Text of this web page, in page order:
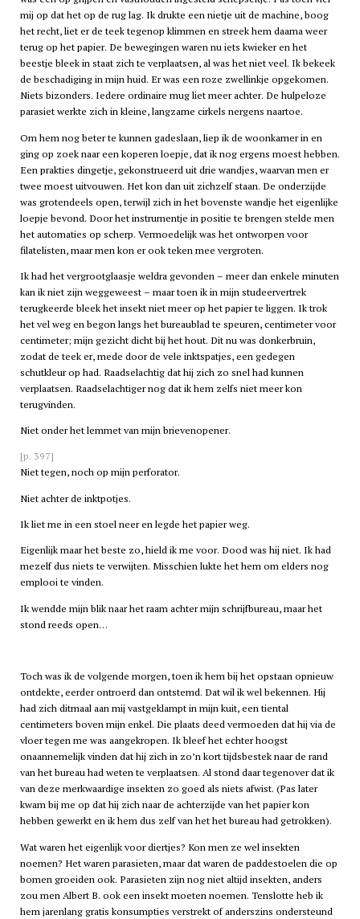
mij op dat het op de rug lag. Ik drukte een nietje uit de machine, boog
het recht, liet er de teek tegenop klimmen en streek hem daarna weer
terug op het papier. De bewegingen waren nu iets kwieker en het
beestje bleek in staat zich te verplaatsen, al was het niet veel. Ik bekeek
de beschadiging in mijn huid. Er was een roze zwellinkje opgekomen.
Niets bizonders. Iedere ordinaire mug liet meer achter. De hulpeloze
parasiet werkte zich in kleine, langzame cirkels nergens naartoe.
Om hem nog beter te kunnen gadeslaan, liep ik de woonkamer in en
ging op zoek naar een koperen loepje, dat ik nog ergens moest hebben.
Een prakties dingetje, gekonstrueerd uit drie wandjes, waarvan men er
twee moest uitvouwen. Het kon dan uit zichzelf staan. De onderzijde
was grotendeels open, terwijl zich in het bovenste wandje het eigenlijke
loepje bevond. Door het instrumentje in positie te brengen stelde men
het automaties op scherp. Vermoedelijk was het ontworpen voor
filatelisten, maar men kon er ook teken mee vergroten.
Ik had het vergrootglaasje weldra gevonden – meer dan enkele minuten
kan ik niet zijn weggeweest – maar toen ik in mijn studeervertrek
terugkeerde bleek het insekt niet meer op het papier te liggen. Ik trok
het vel weg en begon langs het bureaublad te speuren, centimeter voor
centimeter; mijn gezicht dicht bij het hout. Dit nu was donkerbruin,
zodat de teek er, mede door de vele inktspatjes, een gedegen
schutkleur op had. Raadselachtig dat hij zich zo snel had kunnen
verplaatsen. Raadselachtiger nog dat ik hem zelfs niet meer kon
terugvinden.
Niet onder het lemmet van mijn brievenopener.
[p. 397]
Niet tegen, noch op mijn perforator.
Niet achter de inktpotjes.
Ik liet me in een stoel neer en legde het papier weg.
Eigenlijk maar het beste zo, hield ik me voor. Dood was hij niet. Ik had
mezelf dus niets te verwijten. Misschien lukte het hem om elders nog
emplooi te vinden.
Ik wendde mijn blik naar het raam achter mijn schrijfbureau, maar het
stond reeds open…
Toch was ik de volgende morgen, toen ik hem bij het opstaan opnieuw
ontdekte, eerder ontroerd dan ontstemd. Dat wil ik wel bekennen. Hij
had zich ditmaal aan mij vastgeklampt in mijn kuit, een tiental
centimeters boven mijn enkel. Die plaats deed vermoeden dat hij via de
vloer tegen me was aangekropen. Ik bleef het echter hoogst
onaannemelijk vinden dat hij zich in zo’n kort tijdsbestek naar de rand
van het bureau had weten te verplaatsen. Al stond daar tegenover dat ik
van deze merkwaardige insekten zo goed als niets afwist. (Pas later
kwam bij me op dat hij zich naar de achterzijde van het papier kon
hebben gewerkt en ik hem dus zelf van het het bureau had getrokken).
Wat waren het eigenlijk voor diertjes? Kon men ze wel insekten
noemen? Het waren parasieten, maar dat waren de paddestoelen die op
bomen groeiden ook. Parasieten zijn nog niet altijd insekten, anders
zou men Albert B. ook een insekt moeten noemen. Tenslotte heb ik
hem jarenlang gratis konsumpties verstrekt of anderszins ondersteund